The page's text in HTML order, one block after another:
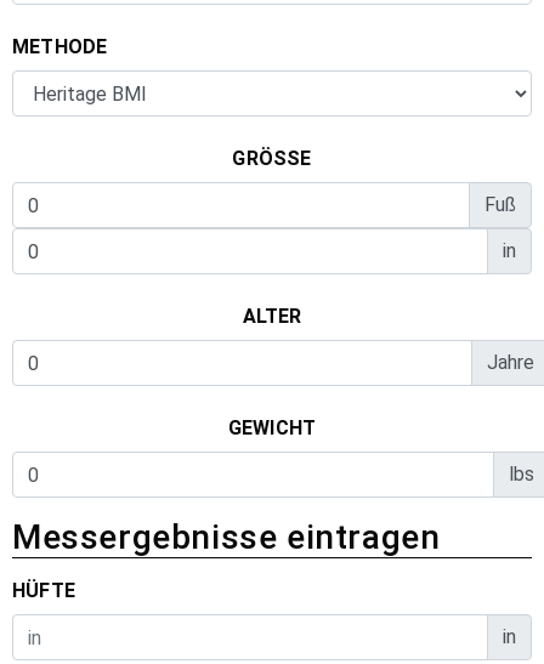
METHODE
GRÖSSE
Fuß
in
ALTER
Jahre
GEWICHT
lbs
Messergebnisse eintragen
HÜFTE
in